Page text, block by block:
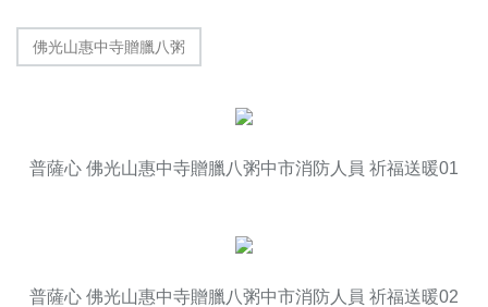
佛光山惠中寺贈臘八粥
普薩心 佛光山惠中寺贈臘八粥中市消防人員 祈福送暖01
普薩心 佛光山惠中寺贈臘八粥中市消防人員 祈福送暖02